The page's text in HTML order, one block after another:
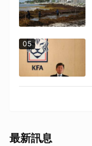
05
最新訊息